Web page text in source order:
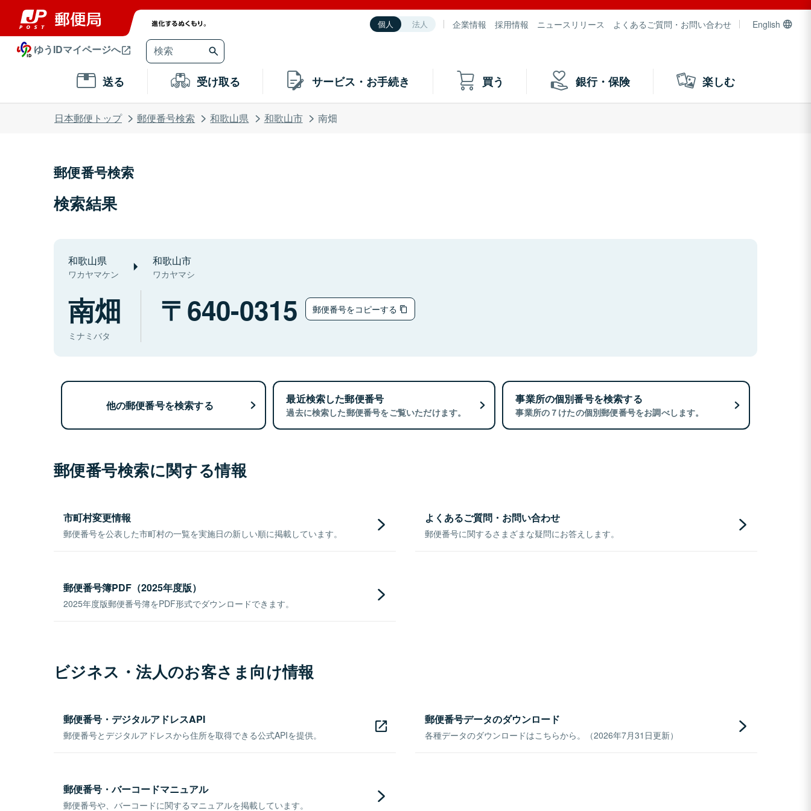
個人 法人 企業情報 採用情報 ニュースリリース よくあるご質問・お問い合わせ English
ゆうIDマイページへ
送る 受け取る サービス・お手続き 買う 銀行・保険 楽しむ
日本郵便トップ 郵便番号検索 和歌山県 和歌山市 南畑
郵便番号検索
検索結果
和歌山県
ワカヤマケン
和歌山市
ワカヤマシ
南畑
ミナミバタ
640-0315 郵便番号をコピーする
他の郵便番号を検索する 最近検索した郵便番号
過去に検索した郵便番号をご覧いただけます。
事業所の個別番号を検索する
事業所の７けたの個別郵便番号をお調べします。
郵便番号検索に関する情報
市町村変更情報
郵便番号を公表した市町村の一覧を実施日の新しい順に掲載しています。
よくあるご質問・お問い合わせ
郵便番号に関するさまざまな疑問にお答えします。
郵便番号簿PDF（2025年度版）
2025年度版郵便番号簿をPDF形式でダウンロードできます。
ビジネス・法人のお客さま向け情報
郵便番号・デジタルアドレスAPI
郵便番号とデジタルアドレスから住所を取得できる公式APIを提供。
郵便番号データのダウンロード
各種データのダウンロードはこちらから。（2026年7月31日更新）
郵便番号・バーコードマニュアル
郵便番号や、バーコードに関するマニュアルを掲載しています。